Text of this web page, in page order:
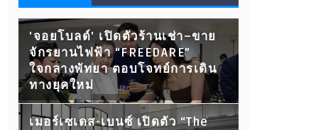
'จอยโบลด์' เปิดตัวร้านเช่า–ขาย
จักรยานไฟฟ้า “FREEDARE”
ใจกลางพัทยา ตอบโจทย์การเดิน
ทางยุคใหม่
เมอร์เซเดส-เบนซ์ เปิดตัว “The